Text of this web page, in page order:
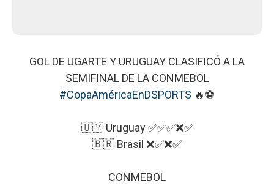
GOL DE UGARTE Y URUGUAY CLASIFICÓ A LA
SEMIFINAL DE LA CONMEBOL
#CopaAméricaEnDSPORTS 🔥⚽
🇺🇾 Uruguay ✅✅✅❌✅
🇧🇷 Brasil ❌✅❌✅
CONMEBOL